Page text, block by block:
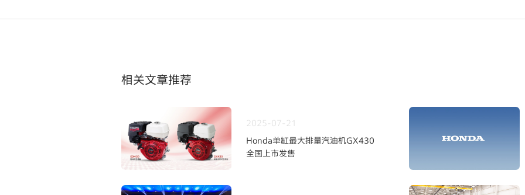
相关文章推荐
2025-07-21
Honda单缸最大排量汽油机GX430
全国上市发售